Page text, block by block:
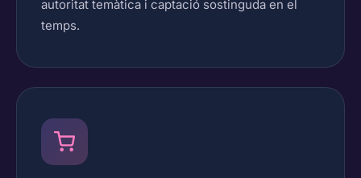
autoritat temàtica i captació sostinguda en el
temps.